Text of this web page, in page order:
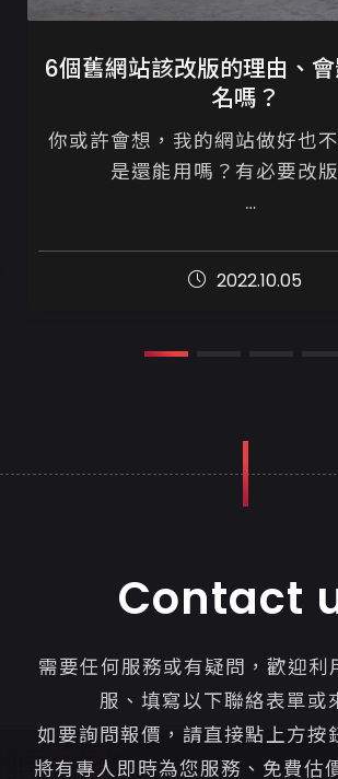
6個舊網站該改版的理由、
名嗎？
你或許會想，我的網站做好也
是還能用嗎？有必要改
搜尋引擎的機制日新月異，短短
以有很大的變化，
以下六點整理出...
2022.10.05
Contact
需要任何服務或有疑問，歡迎利
服、填寫以下聯絡表單或
如要詢問報價，請直接點上方按
將有專人即時為您服務、免費估